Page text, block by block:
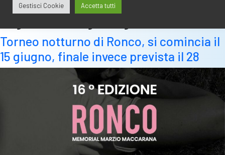
Torneo notturno di Ronco, si comincia il
15 giugno, finale invece prevista il 28
Gestisci Cookie Accetta tutti